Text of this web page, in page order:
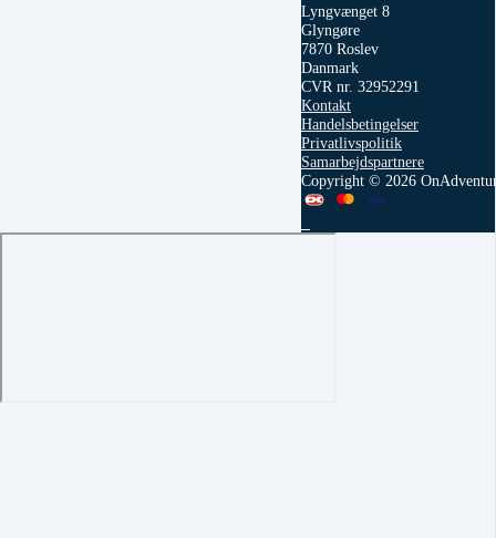
Lyngvænget 8
Glyngøre
7870 Roslev
Danmark
CVR nr. 32952291
Kontakt
Handelsbetingelser
Privatlivspolitik
Samarbejdspartnere
Copyright © 2026